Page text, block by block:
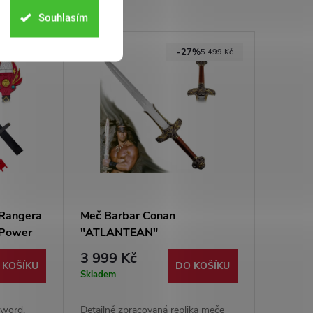
Souhlasím
5 499 Kč
-27%
Meč Barbar Conan
"ATLANTEAN"
3 999 Kč
Skladem
DO KOŠÍKU
Detailně zpracovaná replika meče